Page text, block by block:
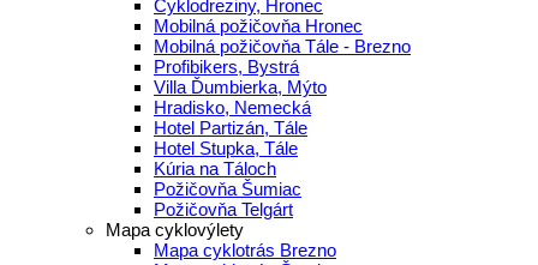
Cyklodreziny, Hronec
Mobilná požičovňa Hronec
Mobilná požičovňa Tále - Brezno
Profibikers, Bystrá
Villa Ďumbierka, Mýto
Hradisko, Nemecká
Hotel Partizán, Tále
Hotel Stupka, Tále
Kúria na Táloch
Požičovňa Šumiac
Požičovňa Telgárt
Mapa cyklovýlety
Mapa cyklotrás Brezno